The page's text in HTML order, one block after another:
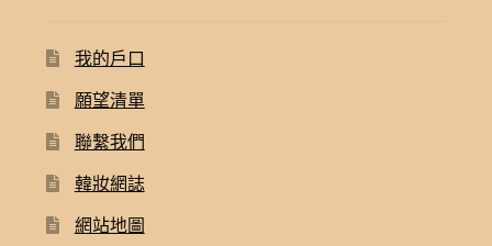
我的戶口
願望清單
聯繫我們
韓妝網誌
網站地圖